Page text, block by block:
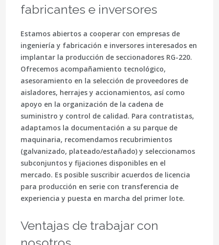
fabricantes e inversores
Estamos abiertos a cooperar con empresas de
ingeniería y fabricación e inversores interesados en
implantar la producción de seccionadores RG-220.
Ofrecemos acompañamiento tecnológico,
asesoramiento en la selección de proveedores de
aisladores, herrajes y accionamientos, así como
apoyo en la organización de la cadena de
suministro y control de calidad. Para contratistas,
adaptamos la documentación a su parque de
maquinaria, recomendamos recubrimientos
(galvanizado, plateado/estañado) y seleccionamos
subconjuntos y fijaciones disponibles en el
mercado. Es posible suscribir acuerdos de licencia
para producción en serie con transferencia de
experiencia y puesta en marcha del primer lote.
Ventajas de trabajar con